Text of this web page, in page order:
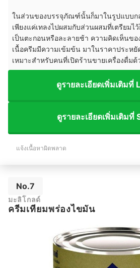
ในส่วนของบรรจุภัณฑ์นั้นก็มาในรูปแบบก
เพียงแค่เทลงไปผสมกับส่วนผสมที่เตรียมไ
เป็นตะกอนหรือละลายช้า ความคิดเห็นขอ
เนื้อครีมมีความเข้มข้น มาในราคาประห
เหมาะสำหรับคนที่เปิดร้านขายเครื่องดื่มด้
ดูรายละเอียดเพิ่มเติมที่
ดูรายละเอียดเพิ่มเติมที่
แจ้งเนื้อหาผิดพลาด
No.7
มะลิโกลด์
ครีมเทียมพร่องไขมัน